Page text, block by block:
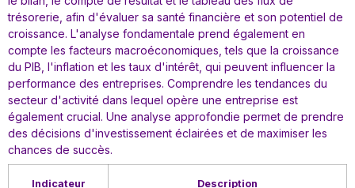
trésorerie, afin d'évaluer sa santé financière et son potentiel de
croissance. L'analyse fondamentale prend également en
compte les facteurs macroéconomiques, tels que la croissance
du PIB, l'inflation et les taux d'intérêt, qui peuvent influencer la
performance des entreprises. Comprendre les tendances du
secteur d'activité dans lequel opère une entreprise est
également crucial. Une analyse approfondie permet de prendre
des décisions d'investissement éclairées et de maximiser les
chances de succès.
Indicateur
Description